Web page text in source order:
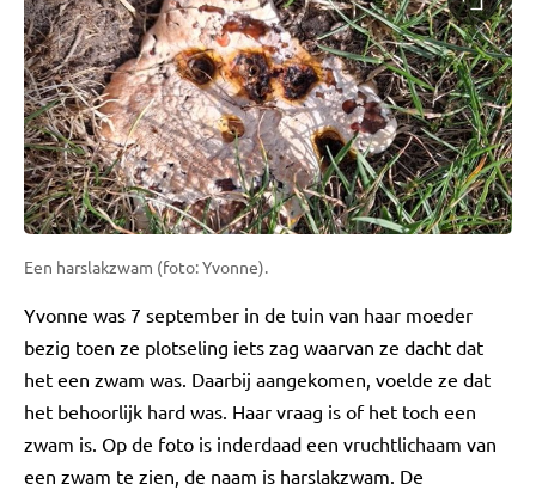
Een harslakzwam (foto: Yvonne).
Yvonne was 7 september in de tuin van haar moeder
bezig toen ze plotseling iets zag waarvan ze dacht dat
het een zwam was. Daarbij aangekomen, voelde ze dat
het behoorlijk hard was. Haar vraag is of het toch een
zwam is. Op de foto is inderdaad een vruchtlichaam van
een zwam te zien, de naam is harslakzwam. De